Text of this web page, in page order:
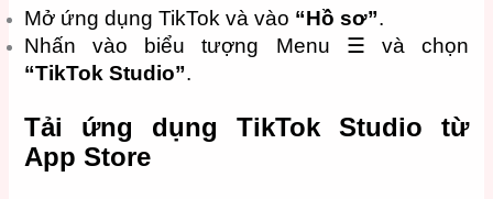
Mở ứng dụng TikTok và vào “Hồ sơ”.
Nhấn vào biểu tượng Menu ☰ và chọn
“TikTok Studio”.
Tải ứng dụng TikTok Studio từ
App Store